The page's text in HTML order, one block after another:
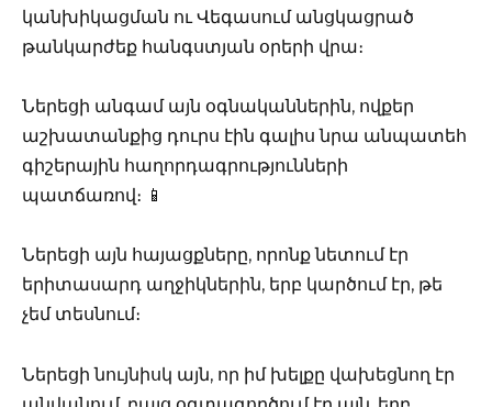
կանխիկացման ու Վեգասում անցկացրած
թանկարժեք հանգստյան օրերի վրա։
Ներեցի անգամ այն օգնականներին, ովքեր
աշխատանքից դուրս էին գալիս նրա անպատեհ
գիշերային հաղորդագրությունների
պատճառով։ 📱
Ներեցի այն հայացքները, որոնք նետում էր
երիտասարդ աղջիկներին, երբ կարծում էր, թե
չեմ տեսնում։
Ներեցի նույնիսկ այն, որ իմ խելքը վախեցնող էր